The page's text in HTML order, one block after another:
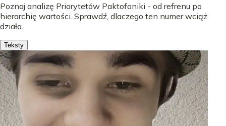
Poznaj analizę Priorytetów Paktofoniki - od refrenu po
hierarchię wartości. Sprawdź, dlaczego ten numer wciąż
działa.
Teksty